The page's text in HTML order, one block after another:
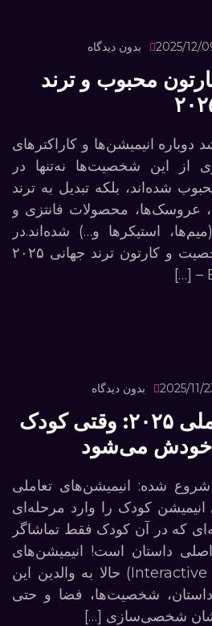
2025/12/ بدون دیدگاه
محبوب و ترند
شاهد رشد دوباره انیمیشن‌ها و کاراکترهای
از این شخصیت‌ها نه‌تنها در
شده‌اند، بلکه تبدیل به ترند
عروسک‌ها، محصولات فانتزی و
استیکرها و…) شده‌اند.در
ادامه، فهرست ۱۰ شخصیت و کارتون ترند جهانی ۲۰۲۵
2025/11/ بدون دیدگاه
انیمیشن‌های تعاملی ۲۰۲۵: وقتی کودک
خودش می‌شود
شروع شده: انیمیشن‌های تعاملی
۲۰۲۵ دنیای انیمیشن کودک را وارد مرحله‌ای
که در آن کودک فقط تماشاگر
داستان است! انیمیشن‌های
تعاملی (Interactive Animations) حالا به والدین این
شخصیت‌ها، فضا و حتی
شخصی‌سازی […]